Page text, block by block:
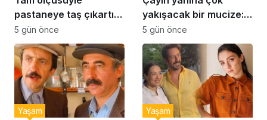
pastaneye taş çıkartır:
Şekerpare tarifi
5 gün önce
yakışacak bir mucize:
Brownie tadında ıslak
kurabiye tarifi…
5 gün önce
Yaşam Yaşam